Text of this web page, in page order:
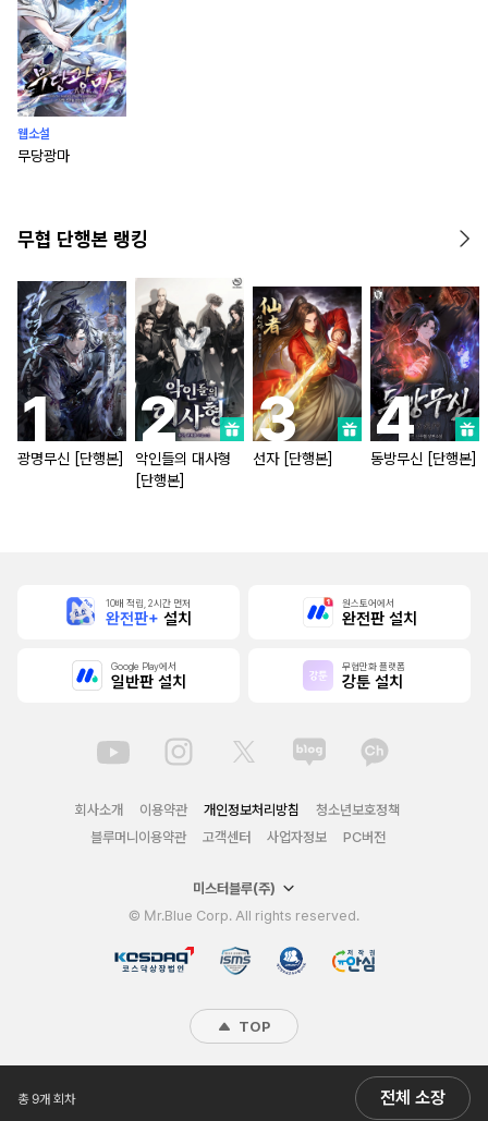
웹소설
무당광마
무협 단행본 랭킹
광명무신 [단행본]
악인들의 대사형
[단행본]
선자 [단행본] 동방무신 [단행본]
총 9개 회차 전체 소장
10배 적립, 2시간 먼저
완전판+ 설치
원스토어에서
완전판 설치
Google Play에서
일반판 설치
무협만화 플랫폼
강툰 설치
회사소개 이용약관 개인정보처리방침
청소년보호정책
블루머니이용약관
고객센터 사업자정보 PC버전
미스터블루(주)
© Mr.Blue Corp. All rights reserved.
TOP